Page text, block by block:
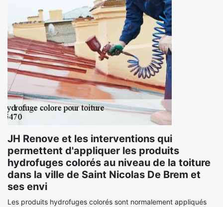
JH Renove et les interventions qui
permettent d'appliquer les produits
hydrofuges colorés au niveau de la toiture
dans la ville de Saint Nicolas De Brem et
ses envi
Les produits hydrofuges colorés sont normalement appliqués